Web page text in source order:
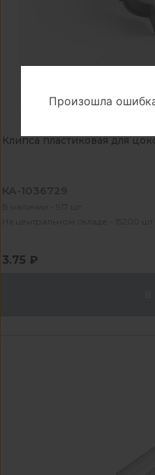
Клипса пластиковая для
КА-1036729
В наличии - 917 шт
На центральном складе - 15200 шт
3.75 ₽
Произошла